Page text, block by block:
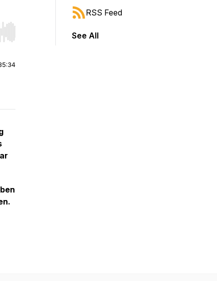
Hold shift to jump forward or backward.
RSS Feed
See All